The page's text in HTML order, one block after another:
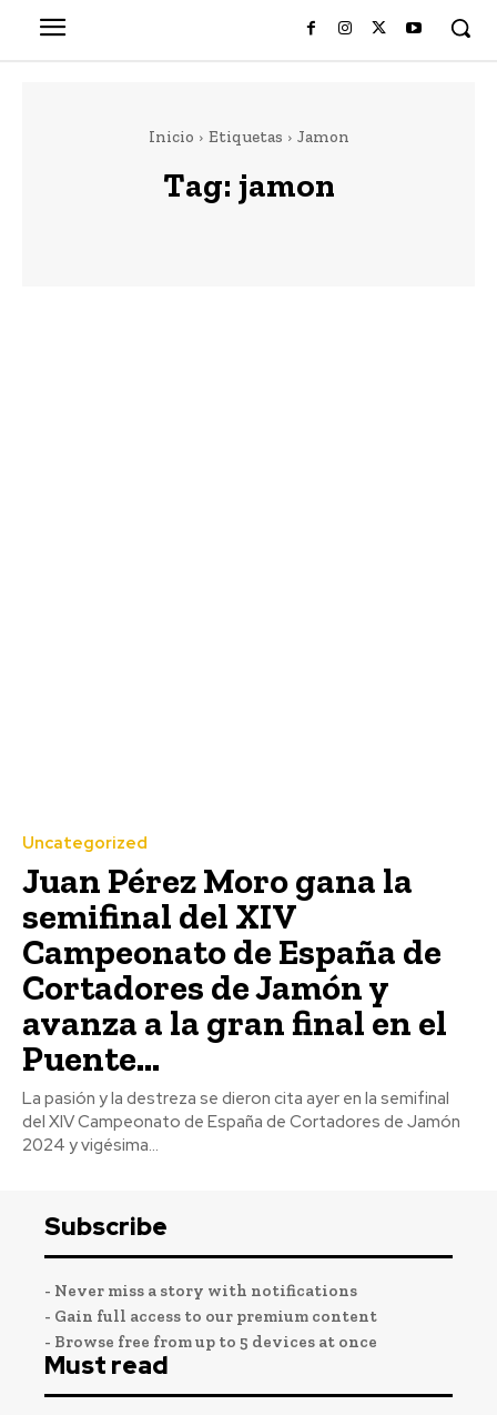
Inicio Etiquetas Jamon
Tag: jamon
Uncategorized
Juan Pérez Moro gana la
semifinal del XIV
Campeonato de España de
Cortadores de Jamón y
avanza a la gran final en el
Puente...
La pasión y la destreza se dieron cita ayer en la semifinal
del XIV Campeonato de España de Cortadores de Jamón
2024 y vigésima...
Subscribe
- Never miss a story with notifications
- Gain full access to our premium content
- Browse free from up to 5 devices at once
Must read